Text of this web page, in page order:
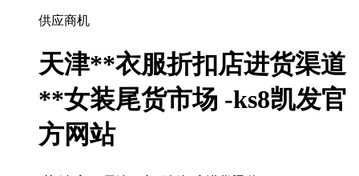
供应商机
天津**衣服折扣店进货渠道
**女装尾货市场 -ks8凯发官
方网站